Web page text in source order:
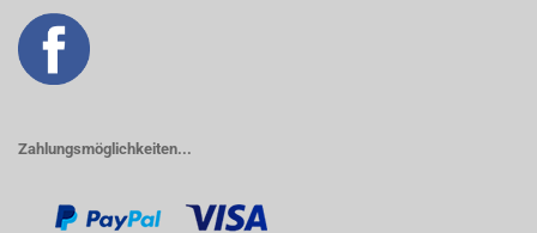
Zahlungsmöglichkeiten...